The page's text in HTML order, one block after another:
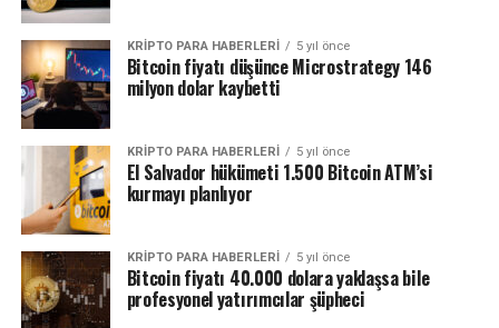
KRIPTO PARA HABERLERI 5 yıl önce
Bitcoin fiyatı düşünce Microstrategy 146
milyon dolar kaybetti
KRIPTO PARA HABERLERI 5 yıl önce
El Salvador hükümeti 1.500 Bitcoin ATM’si
kurmayı planlıyor
KRIPTO PARA HABERLERI 5 yıl önce
Bitcoin fiyatı 40.000 dolara yaklaşsa bile
profesyonel yatırımcılar şüpheci